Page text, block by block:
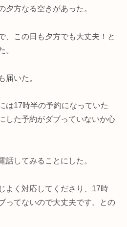
夕方なる空きがあった。
、この日も夕方でも大丈夫！と
。
届いた。
は17時半の予約になっていた
した予約がダブっていないか心
話してみることにした。
よく対応してくださり、17時
ってないので大丈夫です。との